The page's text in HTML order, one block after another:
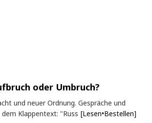
oder Umbruch?
und neuer Ordnung. Gespräche und
Klappentext: "Russ [Lesen•Bestellen]